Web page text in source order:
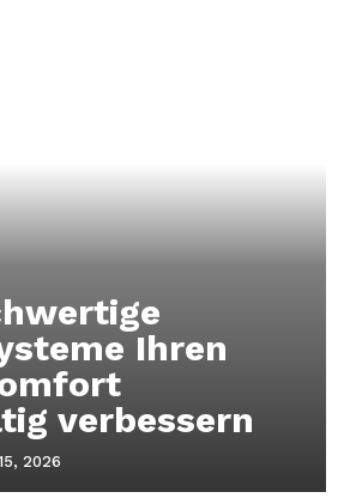
Ihren
verbessern
2026